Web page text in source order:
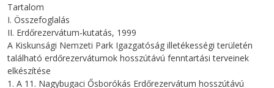
Tartalom
I. Összefoglalás
II. Erdőrezervátum-kutatás, 1999
A Kiskunsági Nemzeti Park Igazgatóság illetékességi területén
található erdőrezervátumok hosszútávú fenntartási terveinek
elkészítése
1. A 11. Nagybugaci Ősborókás Erdőrezervátum hosszútávú